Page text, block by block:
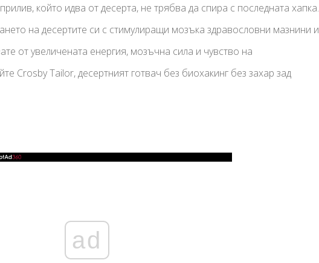
който идва от десерта, не трябва да спира с последната хапка.
на десертите си с стимулиращи мозъка здравословни мазнини и
от увеличената енергия, мозъчна сила и чувство на
Crosby Tailor, десертният готвач без биохакинг без захар зад
ad